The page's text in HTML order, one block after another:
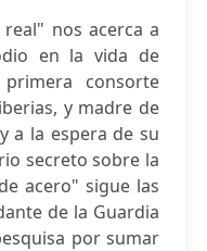
real" nos acerca a
en la vida de
primera consorte
y madre de
a la espera de su
secreto sobre la
acero" sigue las
de la Guardia
por sumar